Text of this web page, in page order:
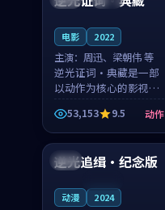
电影 2022
主演： 周迅、梁朝伟 等
逆光证词·典藏是一部
以动作为核心的影视作
品，围绕危机、反转与
人物成长展开，整体节
奏紧凑，值得推荐观
看。
53,153 9.5 动作
美国
逆光追缉·纪念版
动漫 2024